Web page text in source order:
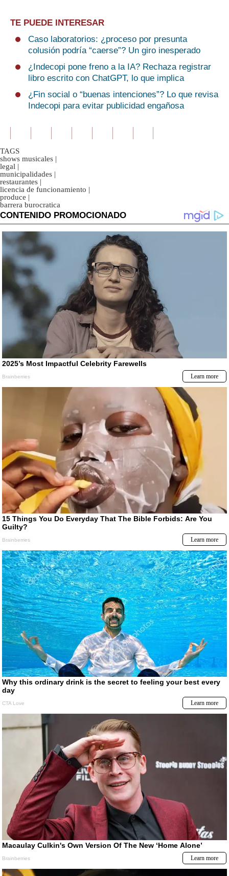
TE PUEDE INTERESAR
Caso laboratorios: ¿proceso por presunta
colusión podría “caerse”? Un giro inesperado
¿Indecopi pone freno a la IA? Rechaza registrar
libro escrito con ChatGPT, lo que implica
¿Fin social o “buenas intenciones”? Lo que revisa
Indecopi para evitar publicidad engañosa
TAGS
shows musicales |
legal |
municipalidades |
restaurantes |
licencia de funcionamiento |
produce |
barrera burocratica